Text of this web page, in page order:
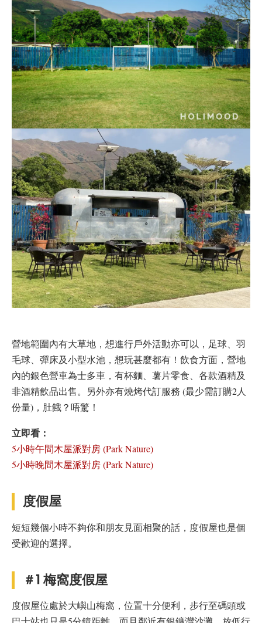
營地範圍內有大草地，想進行戶外活動亦可以，足球、羽
毛球、彈床及小型水池，想玩甚麼都有！飲食方面，營地
內的銀色營車為士多車，有杯麵、薯片零食、各款酒精及
非酒精飲品出售。另外亦有燒烤代訂服務 (最少需訂購2人
份量)，肚餓？唔驚！
立即看：
5小時午間木屋派對房 (Park Nature)
5小時晚間木屋派對房 (Park Nature)
度假屋
短短幾個小時不夠你和朋友見面相聚的話，度假屋也是個
受歡迎的選擇。
＃1 梅窩度假屋
度假屋位處於大嶼山梅窩，位置十分便利，步行至碼頭或